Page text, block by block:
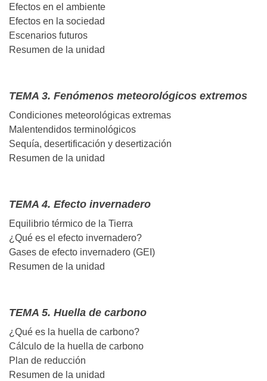
Efectos en el ambiente
Efectos en la sociedad
Escenarios futuros
Resumen de la unidad
TEMA 3. Fenómenos meteorológicos extremos
Condiciones meteorológicas extremas
Malentendidos terminológicos
Sequía, desertificación y desertización
Resumen de la unidad
TEMA 4. Efecto invernadero
Equilibrio térmico de la Tierra
¿Qué es el efecto invernadero?
Gases de efecto invernadero (GEI)
Resumen de la unidad
TEMA 5. Huella de carbono
¿Qué es la huella de carbono?
Cálculo de la huella de carbono
Plan de reducción
Resumen de la unidad